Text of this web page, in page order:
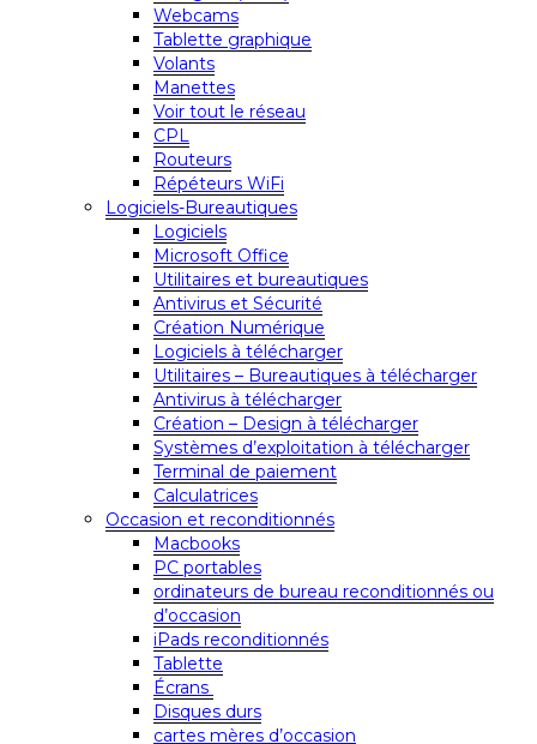
Webcams
Tablette graphique
Volants
Manettes
Voir tout le réseau
CPL
Routeurs
Répéteurs WiFi
Logiciels-Bureautiques
Logiciels
Microsoft Office
Utilitaires et bureautiques
Antivirus et Sécurité
Création Numérique
Logiciels à télécharger
Utilitaires – Bureautiques à télécharger
Antivirus à télécharger
Création – Design à télécharger
Systèmes d’exploitation à télécharger
Terminal de paiement
Calculatrices
Occasion et reconditionnés
Macbooks
PC portables
ordinateurs de bureau reconditionnés ou
d’occasion
iPads reconditionnés
Tablette
Écrans
Disques durs
cartes mères d’occasion